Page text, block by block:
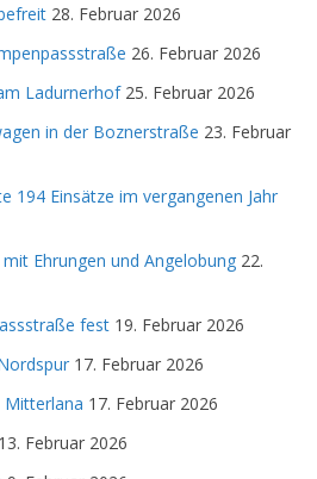
28. Februar 2026
26. Februar 2026
Ladurnerhof 25. Februar 2026
in der Boznerstraße 23. Februar
194 Einsätze im vergangenen Jahr
Ehrungen und Angelobung 22.
fest 19. Februar 2026
17. Februar 2026
Mitterlana 17. Februar 2026
13. Februar 2026